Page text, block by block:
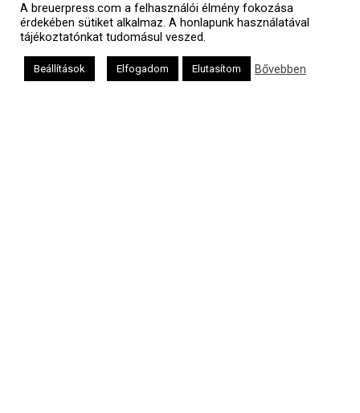
A breuerpress.com a felhasználói élmény fokozása
érdekében sütiket alkalmaz. A honlapunk használatával
tájékoztatónkat tudomásul veszed.
Beállítások Elfogadom Elutasítom Bővebben